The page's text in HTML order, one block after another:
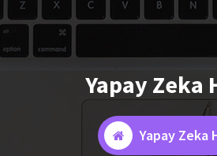
Yapay Zeka
Yapay Zeka